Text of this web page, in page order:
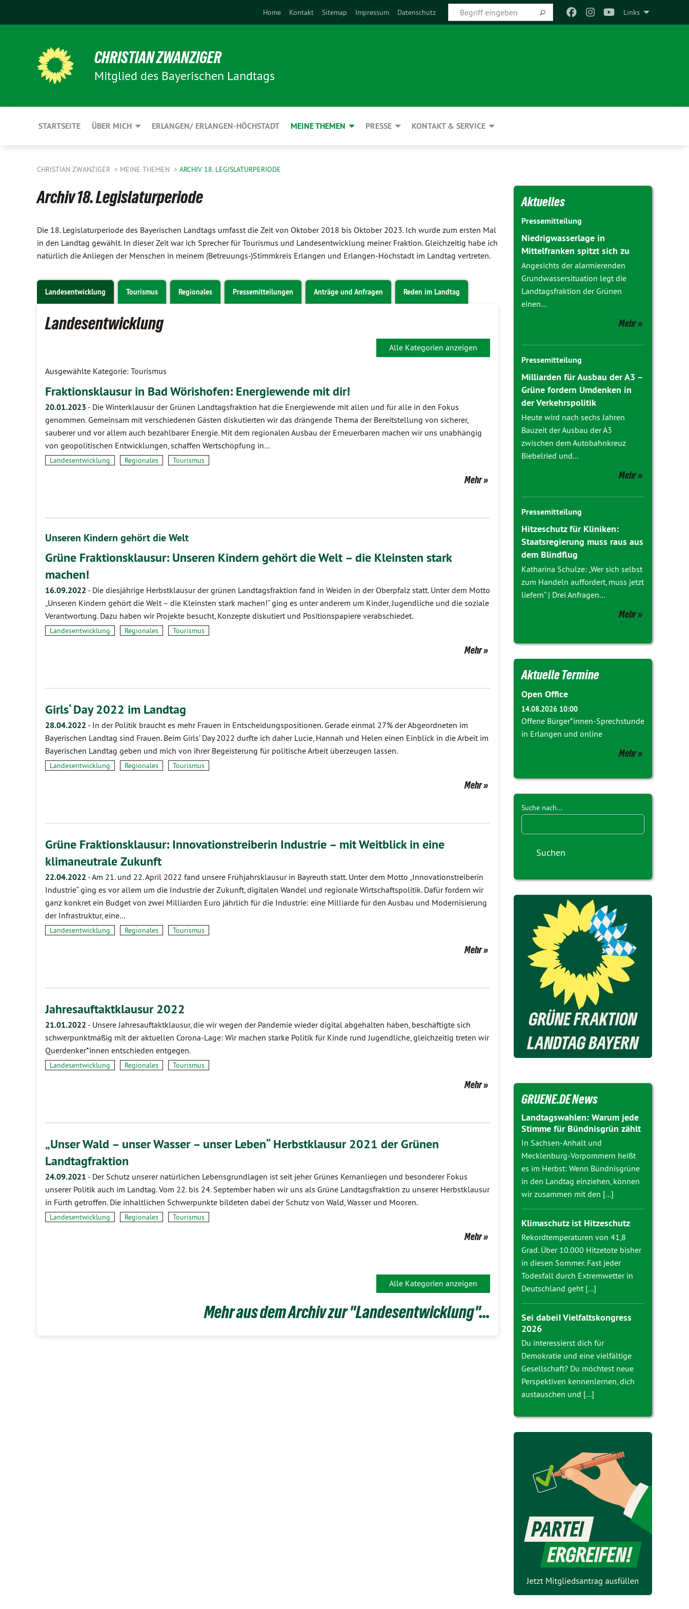
Links
Home Kontakt Sitemap Impressum Datenschutz
CHRISTIAN ZWANZIGER
Mitglied des Bayerischen Landtags
STARTSEITE ÜBER MICH ERLANGEN/ ERLANGEN-HÖCHSTADT MEINE THEMEN PRESSE KONTAKT & SERVICE
CHRISTIAN ZWANZIGER MEINE THEMEN ARCHIV 18. LEGISLATURPERIODE
Archiv 18. Legislaturperiode
Die 18. Legislaturperiode des Bayerischen Landtags umfasst die Zeit von Oktober 2018 bis Oktober 2023. Ich wurde zum ersten Mal
in den Landtag gewählt. In dieser Zeit war ich Sprecher für Tourismus und Landesentwicklung meiner Fraktion. Gleichzeitig habe ich
natürlich die Anliegen der Menschen in meinem (Betreuungs-)Stimmkreis Erlangen und Erlangen-Höchstadt im Landtag vertreten.
Landesentwicklung Tourismus Regionales Pressemitteilungen Anträge und Anfragen Reden im Landtag
Landesentwicklung
Alle Kategorien anzeigen
Ausgewählte Kategorie: Tourismus
Fraktionsklausur in Bad Wörishofen: Energiewende mit dir!
20.01.2023 - Die Winterklausur der Grünen Landtagsfraktion hat die Energiewende mit allen und für alle in den Fokus
genommen. Gemeinsam mit verschiedenen Gästen diskutierten wir das drängende Thema der Bereitstellung von sicherer,
sauberer und vor allem auch bezahlbarer Energie. Mit dem regionalen Ausbau der Erneuerbaren machen wir uns unabhängig
von geopolitischen Entwicklungen, schaffen Wertschöpfung in…
Landesentwicklung Regionales Tourismus
Mehr
Unseren Kindern gehört die Welt
Grüne Fraktionsklausur: Unseren Kindern gehört die Welt – die Kleinsten stark
machen!
16.09.2022 - Die diesjährige Herbstklausur der grünen Landtagsfraktion fand in Weiden in der Oberpfalz statt. Unter dem Motto
„Unseren Kindern gehört die Welt – die Kleinsten stark machen!“ ging es unter anderem um Kinder, Jugendliche und die soziale
Verantwortung. Dazu haben wir Projekte besucht, Konzepte diskutiert und Positionspapiere verabschiedet.
Landesentwicklung Regionales Tourismus
Mehr
Girls‘ Day 2022 im Landtag
28.04.2022 - In der Politik braucht es mehr Frauen in Entscheidungspositionen. Gerade einmal 27% der Abgeordneten im
Bayerischen Landtag sind Frauen. Beim Girls’ Day 2022 durfte ich daher Lucie, Hannah und Helen einen Einblick in die Arbeit im
Bayerischen Landtag geben und mich von ihrer Begeisterung für politische Arbeit überzeugen lassen.
Landesentwicklung Regionales Tourismus
Mehr
Grüne Fraktionsklausur: Innovationstreiberin Industrie – mit Weitblick in eine
klimaneutrale Zukunft
22.04.2022 -Am 21. und 22. April 2022 fand unsere Frühjahrsklausur in Bayreuth statt. Unter dem Motto „Innovationstreiberin
Industrie“ ging es vor allem um die Industrie der Zukunft, digitalen Wandel und regionale Wirtschaftspolitik. Dafür fordern wir
ganz konkret ein Budget von zwei Milliarden Euro jährlich für die Industrie: eine Milliarde für den Ausbau und Modernisierung
der Infrastruktur, eine…
Landesentwicklung Regionales Tourismus
Mehr
Jahresauftaktklausur 2022
21.01.2022 - Unsere Jahresauftaktklausur, die wir wegen der Pandemie wieder digital abgehalten haben, beschäftigte sich
schwerpunktmäßig mit der aktuellen Corona-Lage: Wir machen starke Politik für Kinde rund Jugendliche, gleichzeitig treten wir
Querdenker*innen entschieden entgegen.
Landesentwicklung Regionales Tourismus
Mehr
„Unser Wald – unser Wasser – unser Leben“ Herbstklausur 2021 der Grünen
Landtagfraktion
24.09.2021 - Der Schutz unserer natürlichen Lebensgrundlagen ist seit jeher Grünes Kernanliegen und besonderer Fokus
unserer Politik auch im Landtag. Vom 22. bis 24. September haben wir uns als Grüne Landtagsfraktion zu unserer Herbstklausur
in Fürth getroffen. Die inhaltlichen Schwerpunkte bildeten dabei der Schutz von Wald, Wasser und Mooren.
Landesentwicklung Regionales Tourismus
Mehr
Alle Kategorien anzeigen
Mehr aus dem Archiv zur "Landesentwicklung"...
Aktuelles
Pressemitteilung
Niedrigwasserlage in
Mittelfranken spitzt sich zu
Angesichts der alarmierenden
Grundwassersituation legt die
Landtagsfraktion der Grünen
einen…
Mehr
Pressemitteilung
Milliarden für Ausbau der A3 –
Grüne fordern Umdenken in
der Verkehrspolitik
Heute wird nach sechs Jahren
Bauzeit der Ausbau der A3
zwischen dem Autobahnkreuz
Biebelried und…
Mehr
Pressemitteilung
Hitzeschutz für Kliniken:
Staatsregierung muss raus aus
dem Blindflug
Katharina Schulze: „Wer sich selbst
zum Handeln auffordert, muss jetzt
liefern“ | Drei Anfragen…
Mehr
Aktuelle Termine
Open Office
14.08.2026 10:00
Offene Bürger*innen-Sprechstunde
in Erlangen und online
Mehr
Suche nach...
GRUENE.DE News
Landtagswahlen: Warum jede
Stimme für Bündnisgrün zählt
In Sachsen-Anhalt und
Mecklenburg-Vorpommern heißt
es im Herbst: Wenn Bündnisgrüne
in den Landtag einziehen, können
wir zusammen mit den [...]
Klimaschutz ist Hitzeschutz
Rekordtemperaturen von 41,8
Grad. Über 10.000 Hitzetote bisher
in diesen Sommer. Fast jeder
Todesfall durch Extremwetter in
Deutschland geht [...]
Sei dabei! Vielfaltskongress
2026
Du interessierst dich für
Demokratie und eine vielfältige
Gesellschaft? Du möchtest neue
Perspektiven kennenlernen, dich
austauschen und [...]